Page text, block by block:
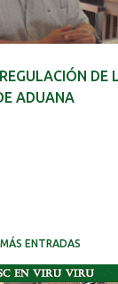
DE
ADUANA
MÁS ENTRADAS